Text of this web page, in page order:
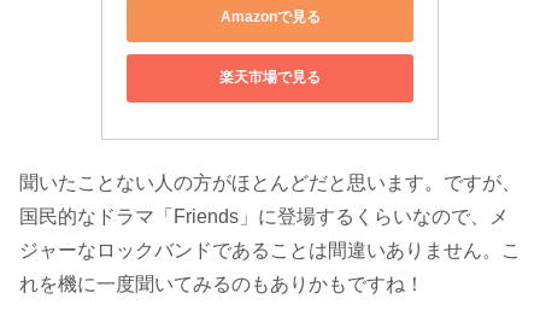
Amazonで見る
楽天市場で見る
聞いたことない人の方がほとんどだと思います。ですが、
国民的なドラマ「Friends」に登場するくらいなので、メ
ジャーなロックバンドであることは間違いありません。こ
れを機に一度聞いてみるのもありかもですね！